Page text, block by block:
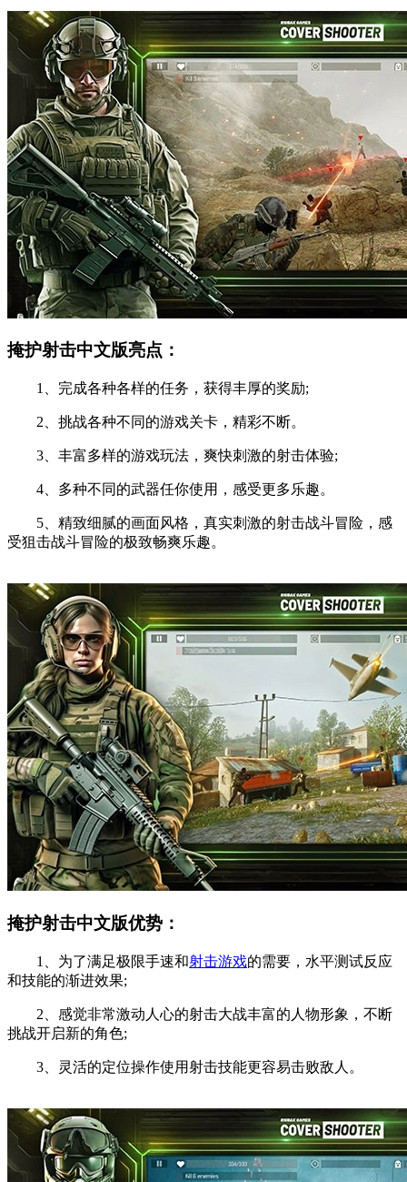
掩护射击中文版亮点：
1、完成各种各样的任务，获得丰厚的奖励;
2、挑战各种不同的游戏关卡，精彩不断。
3、丰富多样的游戏玩法，爽快刺激的射击体验;
4、多种不同的武器任你使用，感受更多乐趣。
5、精致细腻的画面风格，真实刺激的射击战斗冒险，感
受狙击战斗冒险的极致畅爽乐趣。
掩护射击中文版优势：
1、为了满足极限手速和射击游戏的需要，水平测试反应
和技能的渐进效果;
2、感觉非常激动人心的射击大战丰富的人物形象，不断
挑战开启新的角色;
3、灵活的定位操作使用射击技能更容易击败敌人。